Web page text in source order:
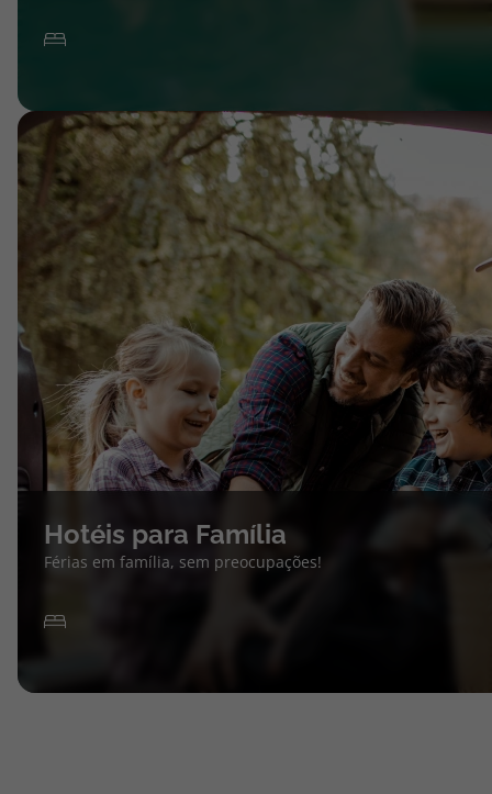
Hotéis para Família
Férias em família, sem preocupações!